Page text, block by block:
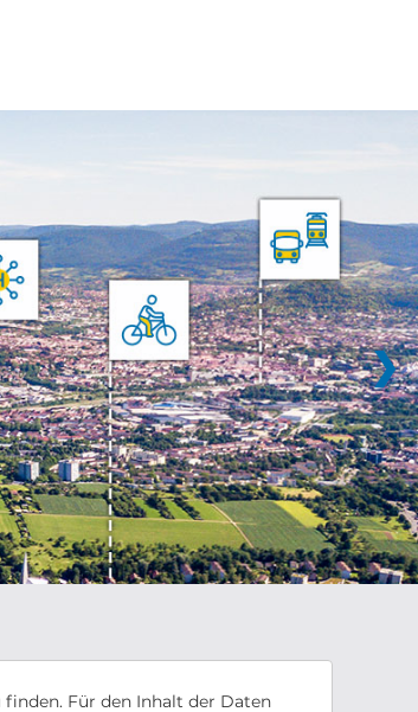
❯
Für den Inhalt der Daten